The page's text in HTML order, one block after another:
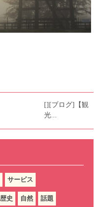
[][ブログ]【観
光...
サービス
歴史 自然 話題